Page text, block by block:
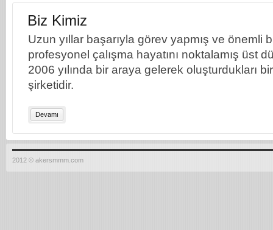
Biz Kimiz
Uzun yıllar başarıyla görev yapmış ve önemli
profesyonel çalışma hayatını noktalamış üst
2006 yılında bir araya gelerek oluşturdukları
şirketidir.
Devamı
2012 © akersmmm.com